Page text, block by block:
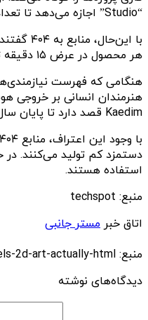
“Studio” اجازه می‌دهد تا تعداد نامشخصی از مدل‌ها را با چرخش سریع با ۱۰۰۰ دلار ماهانه با پشتیبانی نفر به نفر ارائه دهید.
هر محصول در عرض ۱۵ دقیقه تکمیل شود.
Kaedim قصد دارد تا پایان سال جاری یک مدل کاملاً خودکار را معرفی کند که برای مشتریان گسترده‌تری در دسترس است.
دستمزد کم تولید می‌کنند.
استفاده هستند.
منبع: techspot
اتاق خبر مستر جانبی
منبع: https://techfars.com/260620/startup-ai-made-3d-models-2d-art-actually-html/
دیدگاه‌های نوشته